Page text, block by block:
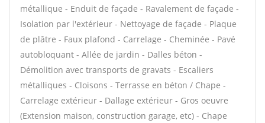
métallique - Enduit de façade - Ravalement de façade -
Isolation par l'extérieur - Nettoyage de façade - Plaque
de plâtre - Faux plafond - Carrelage - Cheminée - Pavé
autobloquant - Allée de jardin - Dalles béton -
Démolition avec transports de gravats - Escaliers
métalliques - Cloisons - Terrasse en béton / Chape -
Carrelage extérieur - Dallage extérieur - Gros oeuvre
(Extension maison, construction garage, etc) - Chape